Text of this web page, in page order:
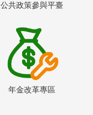
公共政策參與平臺
年金改革專區